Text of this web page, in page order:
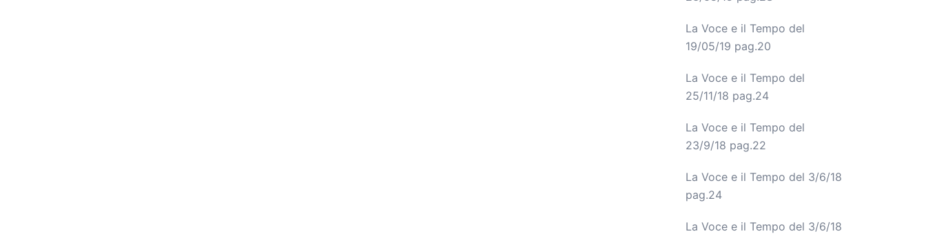
La Voce e il Tempo del
19/05/19 pag.20
La Voce e il Tempo del
25/11/18 pag.24
La Voce e il Tempo del
23/9/18 pag.22
La Voce e il Tempo del 3/6/18
pag.24
La Voce e il Tempo del 3/6/18